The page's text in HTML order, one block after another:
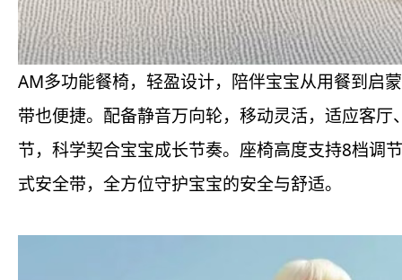
AM多功能餐椅，轻盈设计，陪伴宝宝从用餐到启
带也便捷。配备静音万向轮，移动灵活，适应客
节，科学契合宝宝成长节奏。座椅高度支持8档调
式安全带，全方位守护宝宝的安全与舒适。